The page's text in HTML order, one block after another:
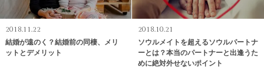
2018.11.22
結婚が遠のく？結婚前の同棲、メリ
ットとデメリット
2018.10.21
ソウルメイトを超えるソウルパートナ
ーとは？本当のパートナーと出逢うた
めに絶対外せないポイント